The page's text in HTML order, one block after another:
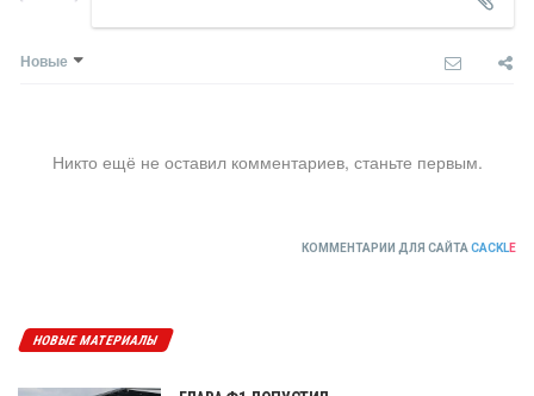
Новые
Никто ещё не оставил комментариев, станьте первым.
КОММЕНТАРИИ ДЛЯ САЙТА CACKLE
НОВЫЕ МАТЕРИАЛЫ